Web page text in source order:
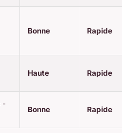
Bonne Rapide
Haute Rapide
-
Bonne Rapide